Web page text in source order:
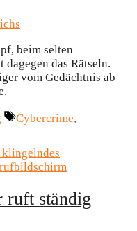
beim selten
das Rätseln.
vom Gedächtnis ab
Schlagwörter
Cybercrime,
ruft ständig